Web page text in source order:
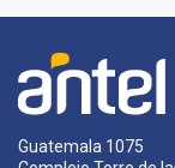
Guatemala 1075